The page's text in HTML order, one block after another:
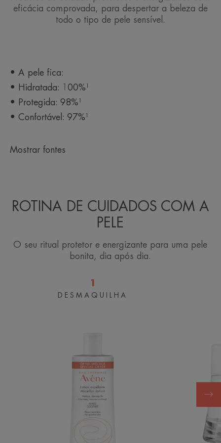
eficácia comprovada, para despertar a beleza de
todo o tipo de pele sensível.
• A pele fica:
• Hidratada: 100%¹
• Protegida: 98%¹
• Confortável: 97%¹
Mostrar fontes
ROTINA DE CUIDADOS COM A
PELE
O seu ritual protetor e energizante para uma pele
bonita, dia após dia.
1
Loção
DESMAQUILHA